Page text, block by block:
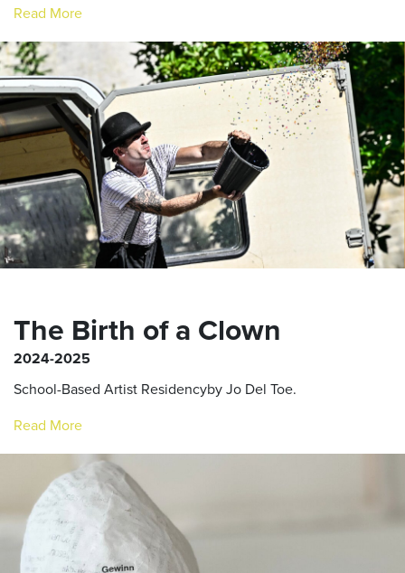
Read More
The Birth of a Clown
2024-2025
School-Based Artist Residencyby Jo Del Toe.
Read More